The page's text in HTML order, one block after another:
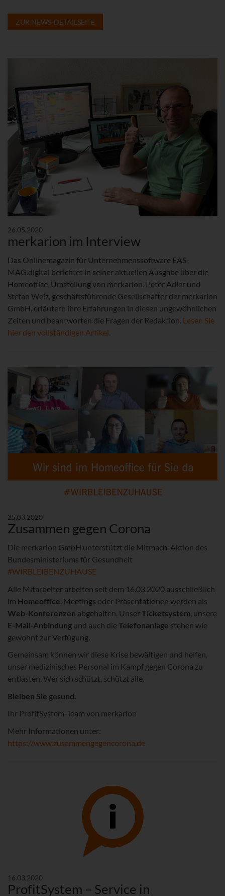
ZUR NEWS-DETAILSEITE
26.05.2020
merkarion im Interview
Das Onlinemagazin für Unternehmenssoftware EAS-
MAG.digital berichtet in seiner aktuellen Ausgabe über die
Homeoffice-Umstellung von merkarion. Peter Adler und
Stefan Welz, geschäftsführende Gesellschafter der merkarion
GmbH, erläutern ihre Erfahrungen in diesen ungewöhnlichen
Zeiten und beantworten die Fragen der Redaktion. Lesen Sie
hier den vollständigen Artikel.
25.03.2020
Zusammen gegen Corona
Die merkarion GmbH unterstützt die Mitmach-Aktion des
Bundesministeriums für Gesundheit
#WIRBLEIBENZUHAUSE
Alle Mitarbeiter arbeiten seit dem 16.03.2020 ausschließlich
im Homeoffice. Meetings oder Präsentationen werden als
Web-Konferenzen abgehalten. UnserTicketsystem, unsere
E-Mail-Anbindung und auch dieTelefonanlage stehen wie
gewohnt zur Verfügung.
Gemeinsam können wir diese Krise bewältigen und helfen,
unser medizinisches Personal im Kampf gegen Corona zu
entlasten. Wer sich schützt, schützt alle.
Bleiben Sie gesund.
Ihr ProfitSystem-Team von merkarion
Mehr Informationen unter:
https://www.zusammengegencorona.de
16.03.2020
ProfitSystem – Service in